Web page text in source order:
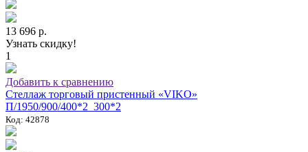
13 696 р.
Узнать скидку!
1
Добавить к сравнению
Стеллаж торговый пристенный «VIKO»
П/1950/900/400*2_300*2
Код: 42878